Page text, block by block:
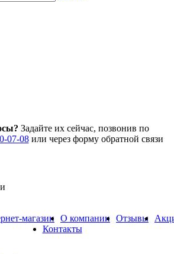
Задайте их сейчас, позвонив по
07-08или через форму обратной связи
магазин О компании Отзывы
Контакты